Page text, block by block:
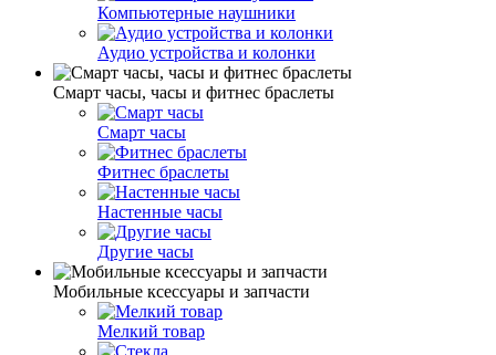
Компьютерные наушники
Аудио устройства и колонки
Смарт часы, часы и фитнес браслеты
Cмарт часы
Фитнес браслеты
Настенные часы
Другие часы
Мобильные ксессуары и запчасти
Мелкий товар